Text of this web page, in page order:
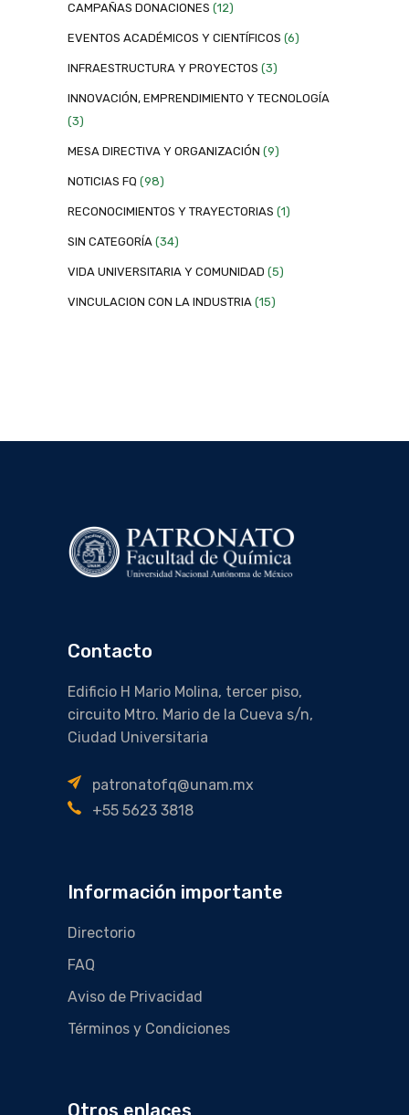
CAMPAÑAS DONACIONES (12)
EVENTOS ACADÉMICOS Y CIENTÍFICOS (6)
INFRAESTRUCTURA Y PROYECTOS (3)
INNOVACIÓN, EMPRENDIMIENTO Y TECNOLOGÍA
(3)
MESA DIRECTIVA Y ORGANIZACIÓN (9)
NOTICIAS FQ (98)
RECONOCIMIENTOS Y TRAYECTORIAS (1)
SIN CATEGORÍA (34)
VIDA UNIVERSITARIA Y COMUNIDAD (5)
VINCULACION CON LA INDUSTRIA (15)
Contacto
Edificio H Mario Molina, tercer piso,
circuito Mtro. Mario de la Cueva s/n,
Ciudad Universitaria
patronatofq@unam.mx
+55 5623 3818
Información importante
Directorio
FAQ
Aviso de Privacidad
Términos y Condiciones
Otros enlaces